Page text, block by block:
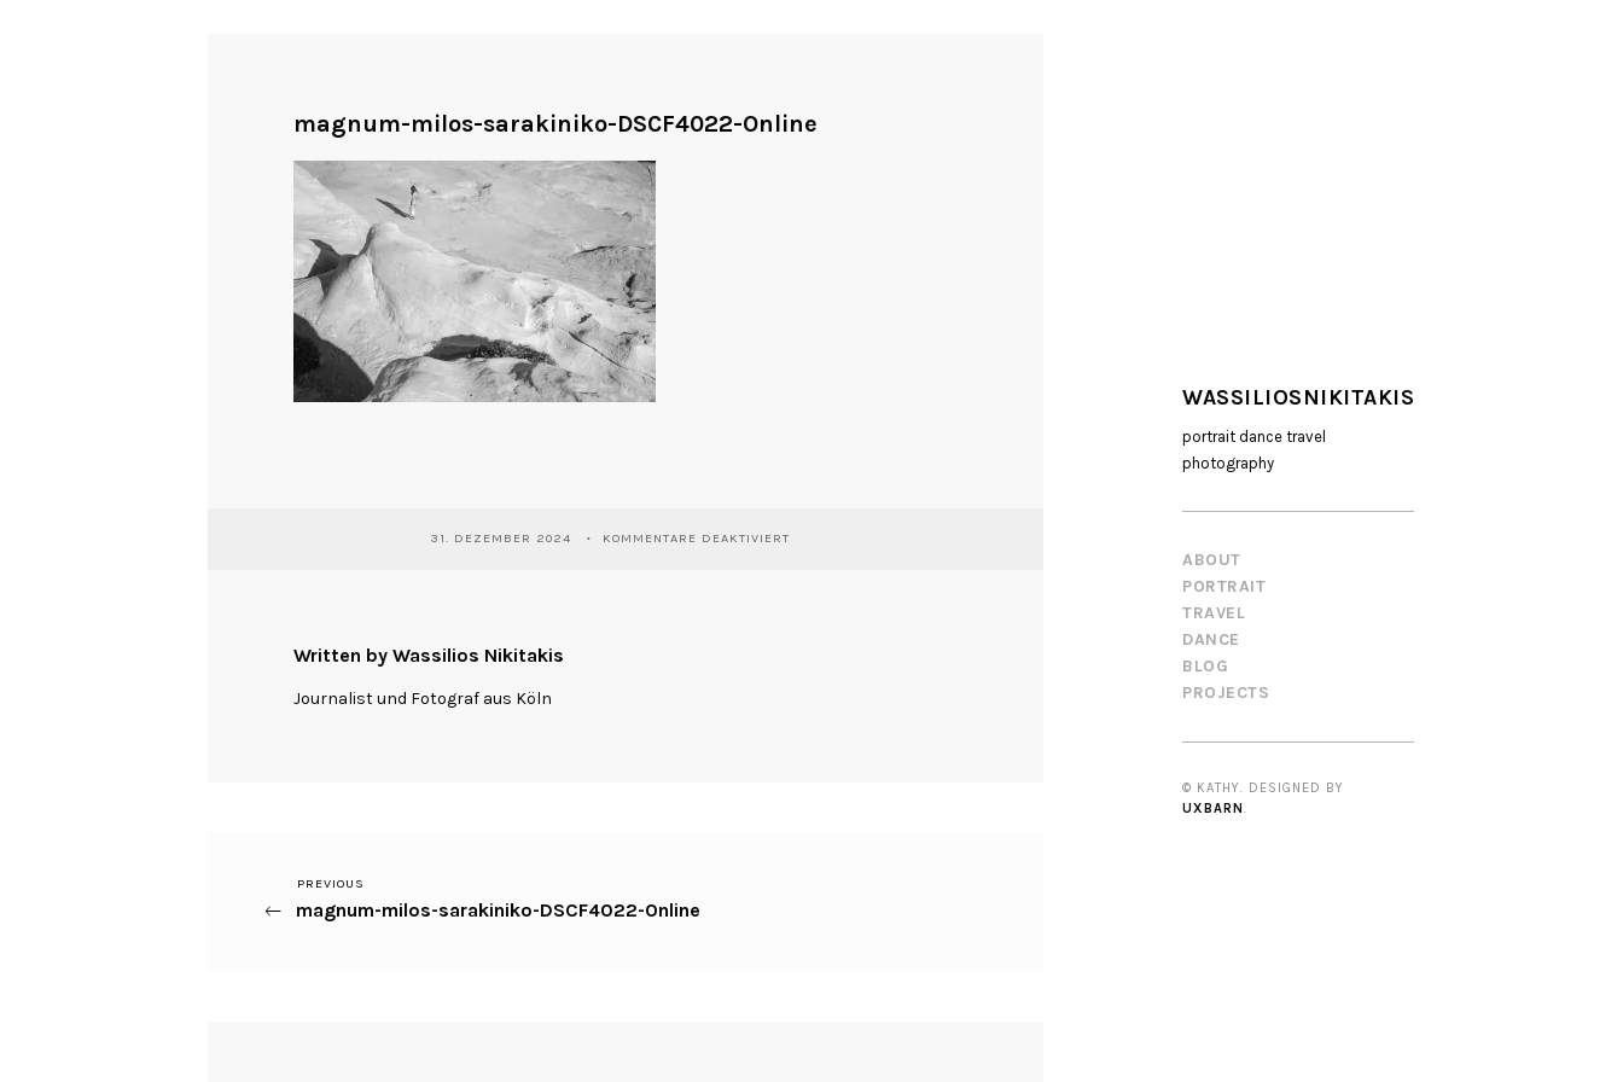
WASSILIOSNIKITAKIS
portrait dance travel
photography
ABOUT
PORTRAIT
TRAVEL
DANCE
BLOG
PROJECTS
© KATHY. DESIGNED BY
UXBARN
magnum-milos-sarakiniko-DSCF4022-Online
31. DEZEMBER 2024 KOMMENTARE DEAKTIVIERTFÜR
Written by Wassilios Nikitakis
Journalist und Fotograf aus Köln
Beitragsnavigation
Previous
Post
PREVIOUS
magnum-milos-sarakiniko-DSCF4022-Online